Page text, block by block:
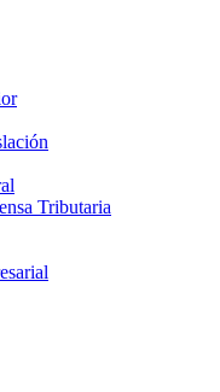
Tributaria